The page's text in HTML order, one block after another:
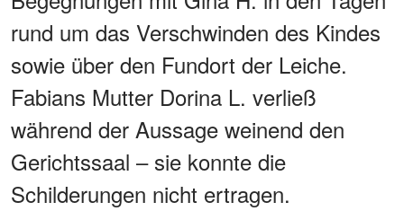
rund um das Verschwinden des Kindes
sowie über den Fundort der Leiche.
Fabians Mutter Dorina L. verließ
während der Aussage weinend den
Gerichtssaal – sie konnte die
Schilderungen nicht ertragen.